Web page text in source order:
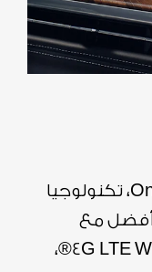
استمتع باتصال سلس مع OnStar، تكنولوجيا
مع
®،